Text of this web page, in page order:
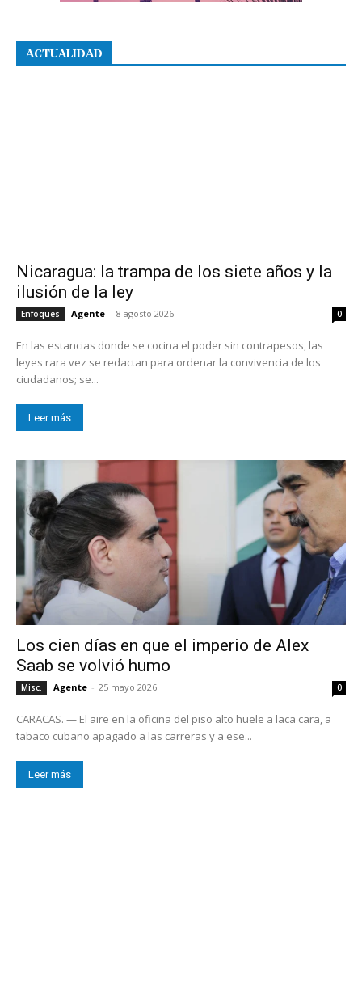
ACTUALIDAD
Nicaragua: la trampa de los siete años y la
ilusión de la ley
Enfoques Agente - 8 agosto 2026 0
En las estancias donde se cocina el poder sin contrapesos, las
leyes rara vez se redactan para ordenar la convivencia de los
ciudadanos; se...
Leer más
Los cien días en que el imperio de Alex
Saab se volvió humo
Misc. Agente - 25 mayo 2026 0
CARACAS. — El aire en la oficina del piso alto huele a laca cara, a
tabaco cubano apagado a las carreras y a ese...
Leer más